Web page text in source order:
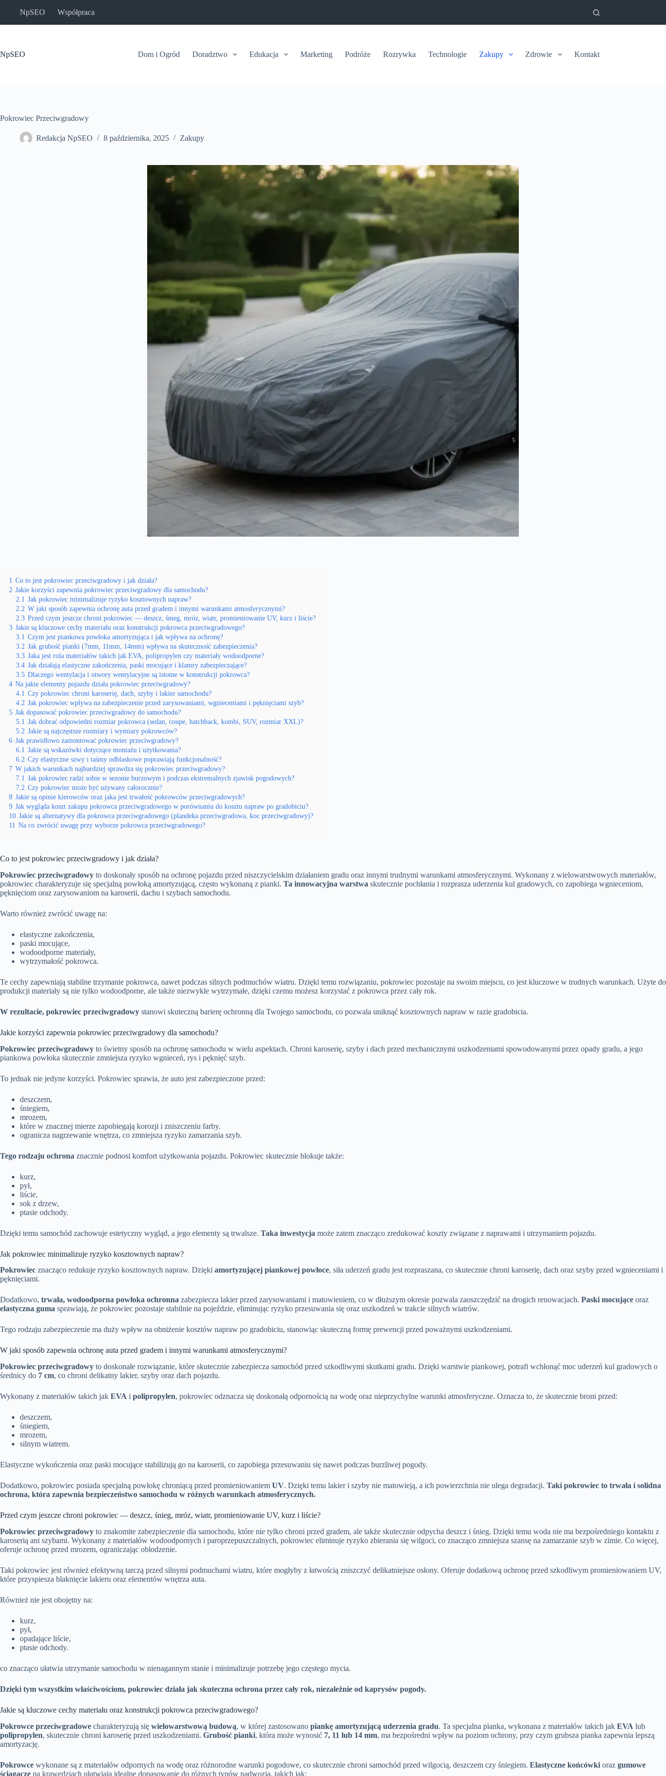
NpSEO Współpraca
NpSEO Dom i Ogród Doradztwo Edukacja Marketing Podróże Rozrywka Technologie Zakupy Zdrowie Kontakt
Pokrowiec Przeciwgradowy
Redakcja NpSEO 8 października, 2025 Zakupy
1 Co to jest pokrowiec przeciwgradowy i jak działa?
2 Jakie korzyści zapewnia pokrowiec przeciwgradowy dla samochodu?
2.1 Jak pokrowiec minimalizuje ryzyko kosztownych napraw?
2.2 W jaki sposób zapewnia ochronę auta przed gradem i innymi warunkami atmosferycznymi?
2.3 Przed czym jeszcze chroni pokrowiec — deszcz, śnieg, mróz, wiatr, promieniowanie UV, kurz i liście?
3 Jakie są kluczowe cechy materiału oraz konstrukcji pokrowca przeciwgradowego?
3.1 Czym jest piankowa powłoka amortyzująca i jak wpływa na ochronę?
3.2 Jak grubość pianki (7mm, 11mm, 14mm) wpływa na skuteczność zabezpieczenia?
3.3 Jaka jest rola materiałów takich jak EVA, polipropylen czy materiały wodoodporne?
3.4 Jak działają elastyczne zakończenia, paski mocujące i klamry zabezpieczające?
3.5 Dlaczego wentylacja i otwory wentylacyjne są istotne w konstrukcji pokrowca?
4 Na jakie elementy pojazdu działa pokrowiec przeciwgradowy?
4.1 Czy pokrowiec chroni karoserię, dach, szyby i lakier samochodu?
4.2 Jak pokrowiec wpływa na zabezpieczenie przed zarysowaniami, wgnieceniami i pęknięciami szyb?
5 Jak dopasować pokrowiec przeciwgradowy do samochodu?
5.1 Jak dobrać odpowiedni rozmiar pokrowca (sedan, coupe, hatchback, kombi, SUV, rozmiar XXL)?
5.2 Jakie są najczęstsze rozmiary i wymiary pokrowców?
6 Jak prawidłowo zamontować pokrowiec przeciwgradowy?
6.1 Jakie są wskazówki dotyczące montażu i użytkowania?
6.2 Czy elastyczne szwy i taśmy odblaskowe poprawiają funkcjonalność?
7 W jakich warunkach najbardziej sprawdza się pokrowiec przeciwgradowy?
7.1 Jak pokrowiec radzi sobie w sezonie burzowym i podczas ekstremalnych zjawisk pogodowych?
7.2 Czy pokrowiec może być używany całorocznie?
8 Jakie są opinie kierowców oraz jaka jest trwałość pokrowców przeciwgradowych?
9 Jak wygląda koszt zakupu pokrowca przeciwgradowego w porównaniu do kosztu napraw po gradobiciu?
10 Jakie są alternatywy dla pokrowca przeciwgradowego (plandeka przeciwgradowa, koc przeciwgradowy)?
11 Na co zwrócić uwagę przy wyborze pokrowca przeciwgradowego?
Co to jest pokrowiec przeciwgradowy i jak działa?
Pokrowiec przeciwgradowy to doskonały sposób na ochronę pojazdu przed niszczycielskim działaniem gradu oraz innymi trudnymi warunkami atmosferycznymi. Wykonany z wielowarstwowych materiałów,
pokrowiec charakteryzuje się specjalną powłoką amortyzującą, często wykonaną z pianki. Ta innowacyjna warstwa skutecznie pochłania i rozprasza uderzenia kul gradowych, co zapobiega wgnieceniom,
pęknięciom oraz zarysowaniom na karoserii, dachu i szybach samochodu.
Warto również zwrócić uwagę na:
elastyczne zakończenia,
paski mocujące,
wodoodporne materiały,
wytrzymałość pokrowca.
Te cechy zapewniają stabilne trzymanie pokrowca, nawet podczas silnych podmuchów wiatru. Dzięki temu rozwiązaniu, pokrowiec pozostaje na swoim miejscu, co jest kluczowe w trudnych warunkach. Użyte do
produkcji materiały są nie tylko wodoodporne, ale także niezwykle wytrzymałe, dzięki czemu możesz korzystać z pokrowca przez cały rok.
W rezultacie, pokrowiec przeciwgradowy stanowi skuteczną barierę ochronną dla Twojego samochodu, co pozwala uniknąć kosztownych napraw w razie gradobicia.
Jakie korzyści zapewnia pokrowiec przeciwgradowy dla samochodu?
Pokrowiec przeciwgradowy to świetny sposób na ochronę samochodu w wielu aspektach. Chroni karoserię, szyby i dach przed mechanicznymi uszkodzeniami spowodowanymi przez opady gradu, a jego
piankowa powłoka skutecznie zmniejsza ryzyko wgnieceń, rys i pęknięć szyb.
To jednak nie jedyne korzyści. Pokrowiec sprawia, że auto jest zabezpieczone przed:
deszczem,
śniegiem,
mrozem,
które w znacznej mierze zapobiegają korozji i zniszczeniu farby.
ogranicza nagrzewanie wnętrza, co zmniejsza ryzyko zamarzania szyb.
Tego rodzaju ochrona znacznie podnosi komfort użytkowania pojazdu. Pokrowiec skutecznie blokuje także:
kurz,
pył,
liście,
sok z drzew,
ptasie odchody.
Dzięki temu samochód zachowuje estetyczny wygląd, a jego elementy są trwalsze. Taka inwestycja może zatem znacząco zredukować koszty związane z naprawami i utrzymaniem pojazdu.
Jak pokrowiec minimalizuje ryzyko kosztownych napraw?
Pokrowiec znacząco redukuje ryzyko kosztownych napraw. Dzięki amortyzującej piankowej powłoce, siła uderzeń gradu jest rozpraszana, co skutecznie chroni karoserię, dach oraz szyby przed wgnieceniami i
pęknięciami.
Dodatkowo, trwała, wodoodporna powłoka ochronna zabezpiecza lakier przed zarysowaniami i matowieniem, co w dłuższym okresie pozwala zaoszczędzić na drogich renowacjach. Paski mocujące oraz
elastyczna guma sprawiają, że pokrowiec pozostaje stabilnie na pojeździe, eliminując ryzyko przesuwania się oraz uszkodzeń w trakcie silnych wiatrów.
Tego rodzaju zabezpieczenie ma duży wpływ na obniżenie kosztów napraw po gradobiciu, stanowiąc skuteczną formę prewencji przed poważnymi uszkodzeniami.
W jaki sposób zapewnia ochronę auta przed gradem i innymi warunkami atmosferycznymi?
Pokrowiec przeciwgradowy to doskonałe rozwiązanie, które skutecznie zabezpiecza samochód przed szkodliwymi skutkami gradu. Dzięki warstwie piankowej, potrafi wchłonąć moc uderzeń kul gradowych o
średnicy do 7 cm, co chroni delikatny lakier, szyby oraz dach pojazdu.
Wykonany z materiałów takich jak EVA i polipropylen, pokrowiec odznacza się doskonałą odpornością na wodę oraz nieprzychylne warunki atmosferyczne. Oznacza to, że skutecznie broni przed:
deszczem,
śniegiem,
mrozem,
silnym wiatrem.
Elastyczne wykończenia oraz paski mocujące stabilizują go na karoserii, co zapobiega przesuwaniu się nawet podczas burzliwej pogody.
Dodatkowo, pokrowiec posiada specjalną powłokę chroniącą przed promieniowaniem UV. Dzięki temu lakier i szyby nie matowieją, a ich powierzchnia nie ulega degradacji. Taki pokrowiec to trwała i solidna
ochrona, która zapewnia bezpieczeństwo samochodu w różnych warunkach atmosferycznych.
Przed czym jeszcze chroni pokrowiec — deszcz, śnieg, mróz, wiatr, promieniowanie UV, kurz i liście?
Pokrowiec przeciwgradowy to znakomite zabezpieczenie dla samochodu, które nie tylko chroni przed gradem, ale także skutecznie odpycha deszcz i śnieg. Dzięki temu woda nie ma bezpośredniego kontaktu z
karoserią ani szybami. Wykonany z materiałów wodoodpornych i paroprzepuszczalnych, pokrowiec eliminuje ryzyko zbierania się wilgoci, co znacząco zmniejsza szansę na zamarzanie szyb w zimie. Co więcej,
oferuje ochronę przed mrozem, ograniczając oblodzenie.
Taki pokrowiec jest również efektywną tarczą przed silnymi podmuchami wiatru, które mogłyby z łatwością zniszczyć delikatniejsze osłony. Oferuje dodatkową ochronę przed szkodliwym promieniowaniem UV,
które przyspiesza blaknięcie lakieru oraz elementów wnętrza auta.
Również nie jest obojętny na:
kurz,
pył,
opadające liście,
ptasie odchody.
co znacząco ułatwia utrzymanie samochodu w nienagannym stanie i minimalizuje potrzebę jego częstego mycia.
Dzięki tym wszystkim właściwościom, pokrowiec działa jak skuteczna ochrona przez cały rok, niezależnie od kaprysów pogody.
Jakie są kluczowe cechy materiału oraz konstrukcji pokrowca przeciwgradowego?
Pokrowce przeciwgradowe charakteryzują się wielowarstwową budową, w której zastosowano piankę amortyzującą uderzenia gradu. Ta specjalna pianka, wykonana z materiałów takich jak EVA lub
polipropylen, skutecznie chroni karoserię przed uszkodzeniami. Grubość pianki, która może wynosić 7, 11 lub 14 mm, ma bezpośredni wpływ na poziom ochrony, przy czym grubsza pianka zapewnia lepszą
amortyzację.
Pokrowce wykonane są z materiałów odpornych na wodę oraz różnorodne warunki pogodowe, co skutecznie chroni samochód przed wilgocią, deszczem czy śniegiem. Elastyczne końcówki oraz gumowe
ściągacze na krawędziach ułatwiają idealne dopasowanie do różnych typów nadwozia, takich jak: